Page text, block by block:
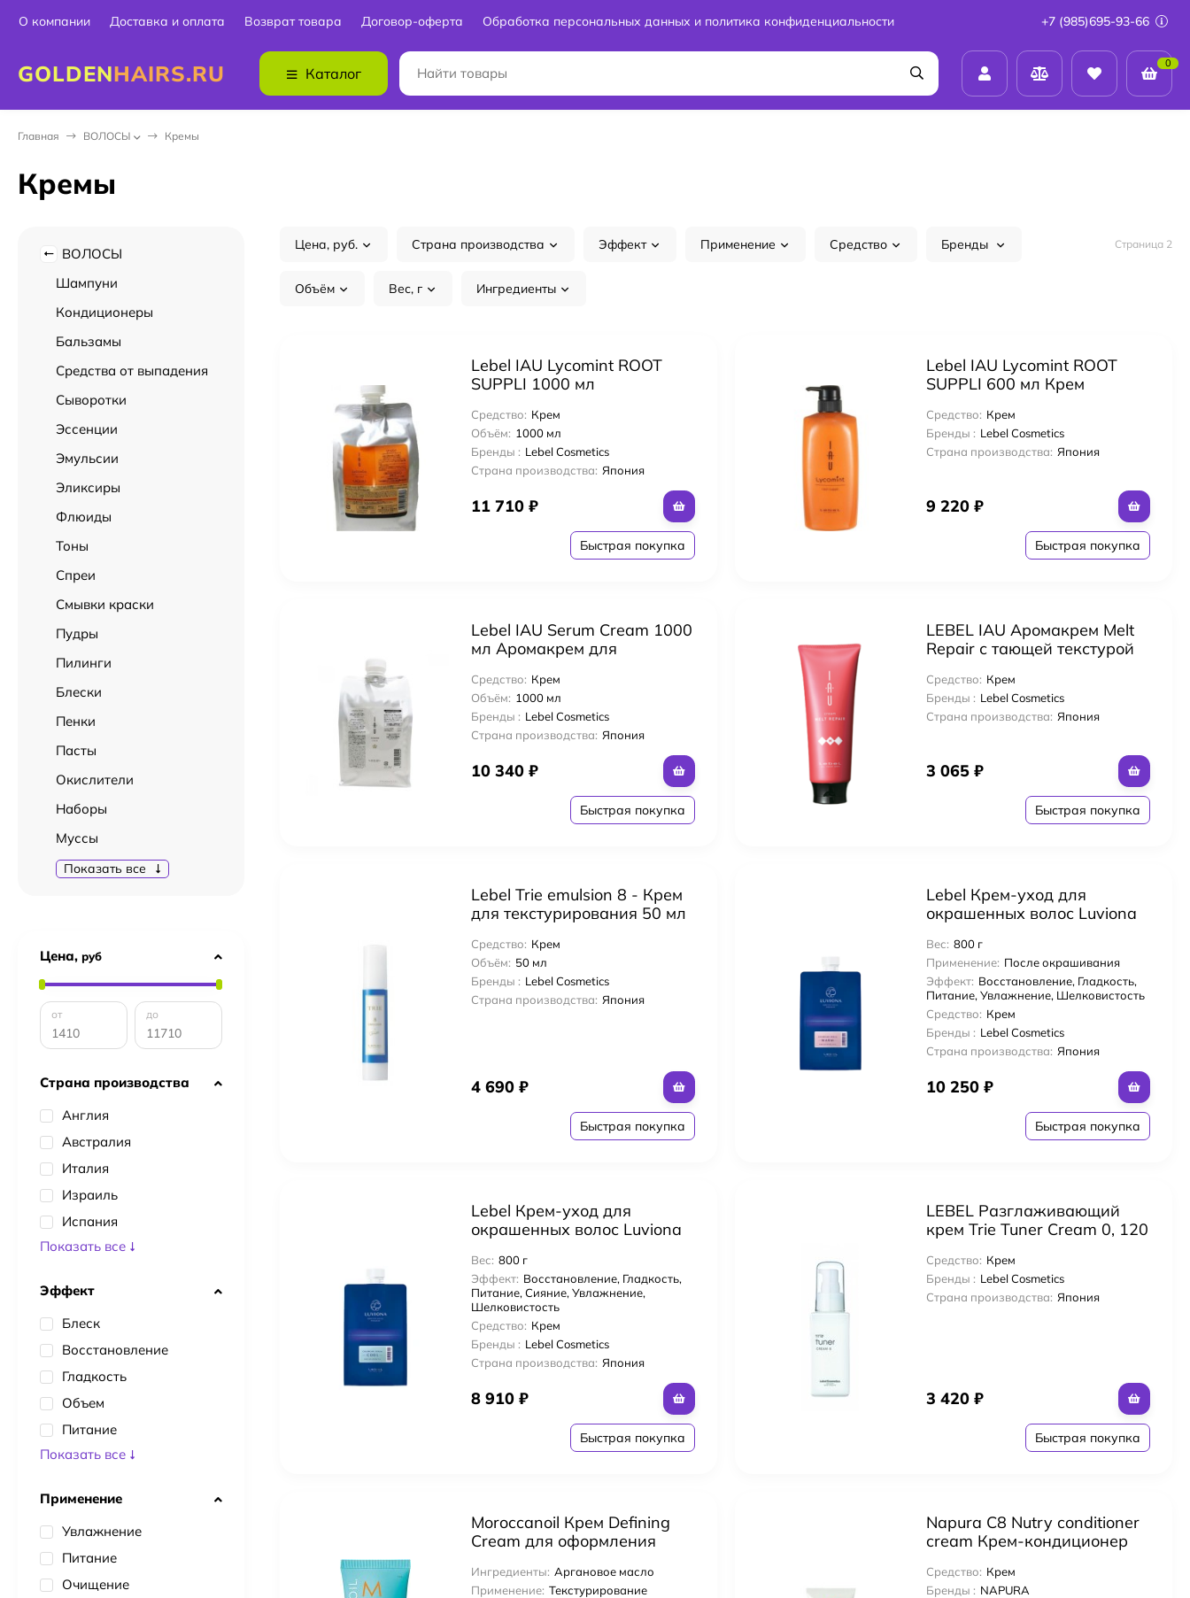
О компании Доставка и оплата Возврат товара Договор-оферта Обработка персональных данных и политика конфиденциальности +7 (985)695-93-66
GOLDENHAIRS.RU Каталог
0
Главная ВОЛОСЫ Кремы
Кремы
Цена, руб. Страна производства Эффект Применение Средство Бренды
Объём Вес, г Ингредиенты
Страница 2
Lebel IAU Lycomint ROOT
SUPPLI 1000 мл
увлажняющий крем-
кондиционер для волос
Средство: Крем
Объём: 1000 мл
Бренды : Lebel Cosmetics
Страна производства: Япония
11 710 ₽
Быстрая покупка
Lebel IAU Lycomint ROOT
SUPPLI 600 мл Крем
увлажняющий
Средство: Крем
Бренды : Lebel Cosmetics
Страна производства: Япония
9 220 ₽
Быстрая покупка
Lebel IAU Serum Cream 1000
мл Аромакрем для
разглаживания волос
Средство: Крем
Объём: 1000 мл
Бренды : Lebel Cosmetics
Страна производства: Япония
10 340 ₽
Быстрая покупка
LEBEL IAU Аромакрем Melt
Repair с тающей текстурой
мл
Средство: Крем
Бренды : Lebel Cosmetics
Страна производства: Япония
3 065 ₽
Быстрая покупка
Lebel Trie emulsion 8 - Крем
для текстурирования 50 мл
Средство: Крем
Объём: 50 мл
Бренды : Lebel Cosmetics
Страна производства: Япония
4 690 ₽
Быстрая покупка
Lebel Крем-уход для
окрашенных волос Luviona
Warm 800 гр
Вес: 800 г
Применение: После окрашивания
Эффект: Восстановление, Гладкость,
Питание, Увлажнение, Шелковистость
Средство: Крем
Бренды : Lebel Cosmetics
Страна производства: Япония
10 250 ₽
Быстрая покупка
Lebel Крем-уход для
окрашенных волос Luviona
Serum Cool 800 гр
Вес: 800 г
Эффект: Восстановление, Гладкость,
Питание, Сияние, Увлажнение,
Шелковистость
Средство: Крем
Бренды : Lebel Cosmetics
Страна производства: Япония
8 910 ₽
Быстрая покупка
LEBEL Разглаживающий
крем Trie Tuner Cream 0, 120
Средство: Крем
Бренды : Lebel Cosmetics
Страна производства: Япония
3 420 ₽
Быстрая покупка
Moroccanoil Крем Defining
Cream для оформления
Ингредиенты: Аргановое масло
Применение: Текстурирование
Napura C8 Nutry conditioner
cream Крем-кондиционер
Средство: Крем
Бренды : NAPURA
ВОЛОСЫ
Шампуни
Кондиционеры
Бальзамы
Средства от выпадения
Сыворотки
Эссенции
Эмульсии
Эликсиры
Флюиды
Тоны
Спреи
Смывки краски
Пудры
Пилинги
Блески
Пенки
Пасты
Окислители
Наборы
Муссы
Показать все
Цена, руб
от до
Страна производства
Англия
Австралия
Италия
Израиль
Испания
Показать все
Эффект
Блеск
Восстановление
Гладкость
Объем
Питание
Показать все
Применение
Увлажнение
Питание
Очищение